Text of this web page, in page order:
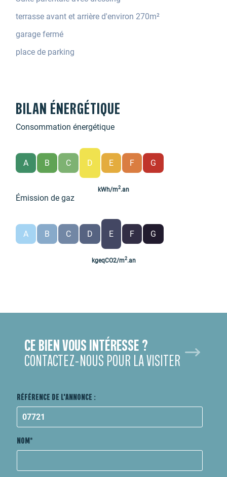
terrasse avant et arrière d'environ 270m²
garage fermé
place de parking
BILAN ÉNERGÉTIQUE
Consommation énergétique
A B C D E F G
kWh/m2.an
Émission de gaz
A B C D E F G
kgeqCO2/m2.an
CE BIEN VOUS INTÉRESSE ?
CONTACTEZ-NOUS POUR LA VISITER
RÉFÉRENCE DE L'ANNONCE :
NOM